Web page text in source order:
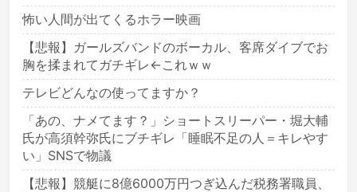
怖い人間が出てくるホラー映画
【悲報】ガールズバンドのボーカル、客席ダイブでお
胸を揉まれてガチギレ←これｗｗ
テレビどんなの使ってますか？
「あの、ナメてます？」ショートスリーパー・堀大輔
氏が高須幹弥氏にブチギレ「睡眠不足の人＝キレやす
い」SNSで物議
【悲報】競艇に8億6000万円つぎ込んだ税務署職員、